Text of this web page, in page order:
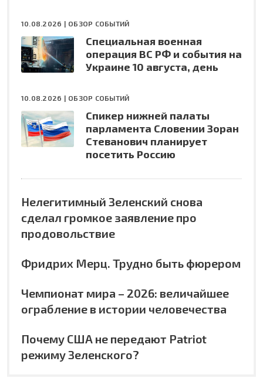
10.08.2026 | ОБЗОР СОБЫТИЙ
Специальная военная
операция ВС РФ и события на
Украине 10 августа, день
10.08.2026 | ОБЗОР СОБЫТИЙ
Спикер нижней палаты
парламента Словении Зоран
Стеванович планирует
посетить Россию
Нелегитимный Зеленский снова
сделал громкое заявление про
продовольствие
Фридрих Мерц. Трудно быть фюрером
Чемпионат мира – 2026: величайшее
ограбление в истории человечества
Почему США не передают Patriot
режиму Зеленского?